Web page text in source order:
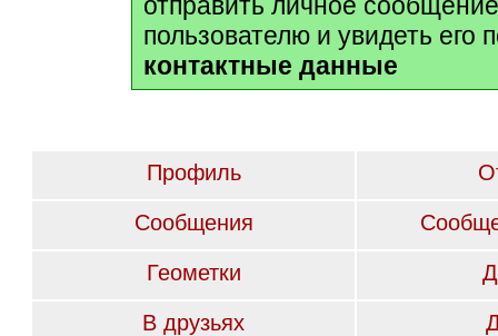
пользователю и увидеть его
контактные данные
Профиль
Сообщения
Геометки
В друзьях